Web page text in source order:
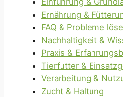
Einführung &
Ernährung &
FAQ & Probleme
Nachhaltigkeit &
Praxis &
Tierfutter &
Verarbeitung &
Zucht & Haltung